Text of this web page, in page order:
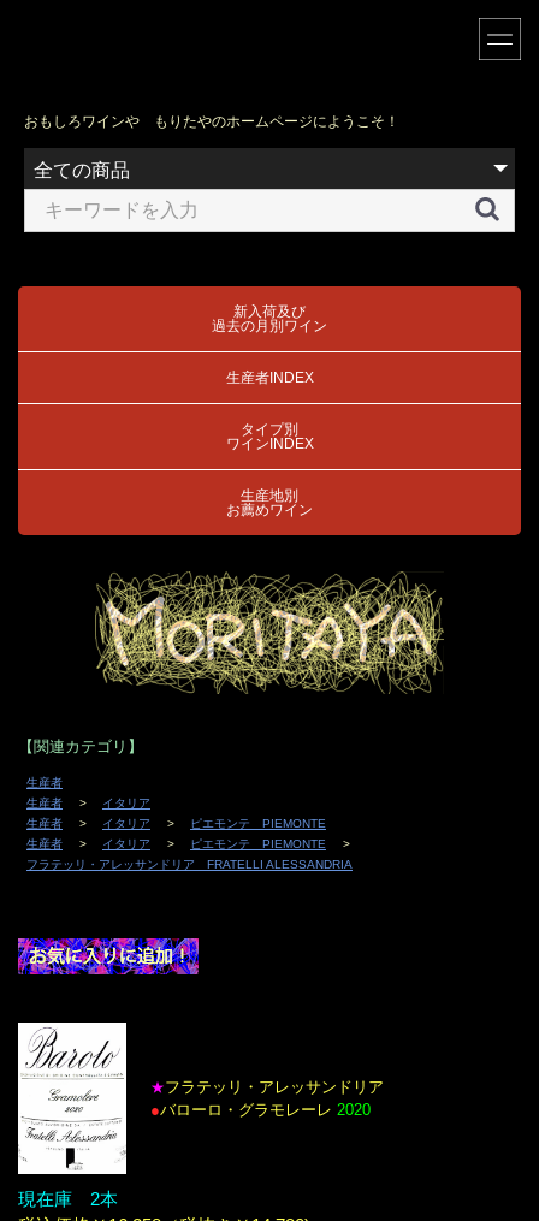
おもしろワインや もりたやのホームページにようこそ！
新入荷及び
過去の月別ワイン
生産者INDEX
タイプ別
ワインINDEX
生産地別
お薦めワイン
【関連カテゴリ】
生産者
生産者
イタリア
生産者
イタリア
ピエモンテ PIEMONTE
生産者
イタリア
ピエモンテ PIEMONTE
フラテッリ・アレッサンドリア FRATELLI ALESSANDRIA
★フラテッリ・アレッサンドリア
●バローロ・グラモレーレ 2020
現在庫 2本